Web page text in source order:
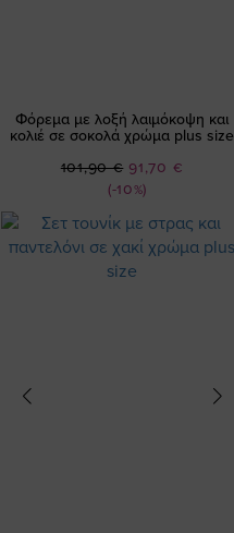
Φόρεμα με λοξή λαιμόκοψη και
κολιέ σε σοκολά χρώμα plus size
(-10%)
Ειδική
Τιμή
91,70 €
101,90 €